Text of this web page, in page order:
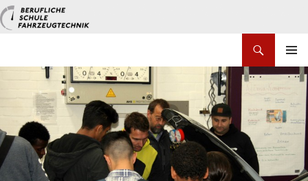
Zum
Inhalt
MENÜ